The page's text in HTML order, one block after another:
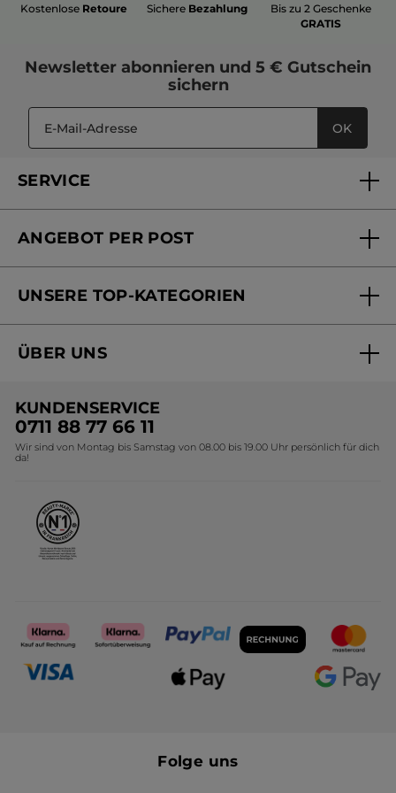
Kostenlose Retoure Sichere Bezahlung
Bis zu 2 Geschenke
GRATIS
Newsletter abonnieren und 5 € Gutschein
sichern
OK
SERVICE
Mein Konto
Online Preisliste
ANGEBOT PER POST
Versandhandel Preisliste
UNSERE TOP-KATEGORIEN
Black Friday Yves Rocher
Geschenkideen Yves Rocher
Kollektion Monoi Yves Rocher
ÜBER UNS
Umweltstiftung YR
Affiliate Programm
KUNDENSERVICE
0711 88 77 66 11
Wir sind von Montag bis Samstag von 08.00 bis 19.00 Uhr persönlich für dich
da!
Folge uns